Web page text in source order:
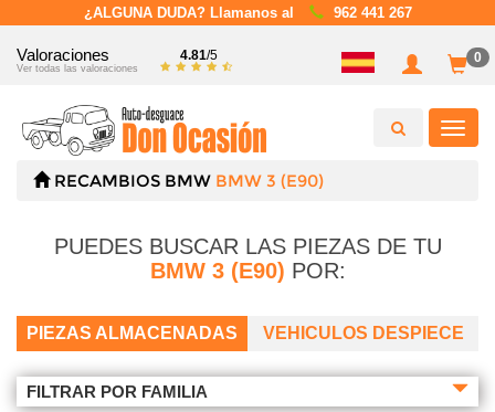
¿ALGUNA DUDA? Llamanos al 962 441 267
Valoraciones
Ver todas las valoraciones
4.81/5 0
RECAMBIOS BMW BMW 3 (E90)
PUEDES BUSCAR LAS PIEZAS DE TU
BMW 3 (E90) POR:
PIEZAS ALMACENADAS VEHICULOS DESPIECE
FILTRAR POR FAMILIA